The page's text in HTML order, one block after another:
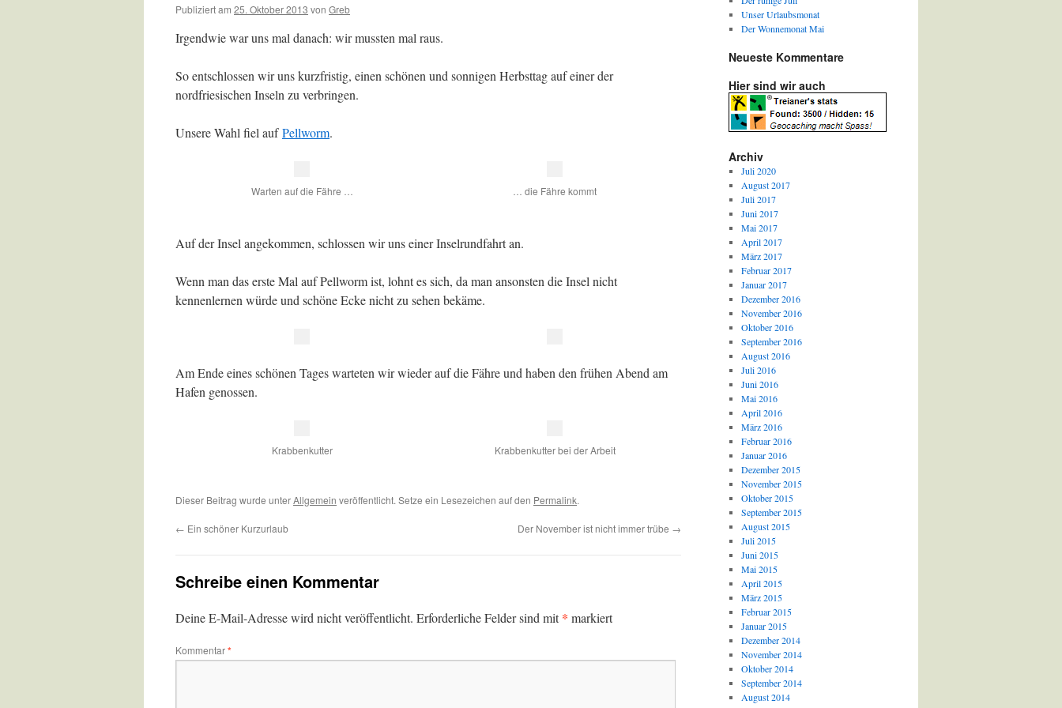
Publiziert am 25. Oktober 2013 von Greb
Irgendwie war uns mal danach: wir mussten mal raus.
So entschlossen wir uns kurzfristig, einen schönen und sonnigen Herbsttag auf einer der
nordfriesischen Inseln zu verbringen.
Unsere Wahl fiel aufPellworm.
Warten auf die Fähre … … die Fähre kommt
Auf der Insel angekommen, schlossen wir uns einer Inselrundfahrt an.
Wenn man das erste Mal auf Pellworm ist, lohnt es sich, da man ansonsten die Insel nicht
kennenlernen würde und schöne Ecke nicht zu sehen bekäme.
Am Ende eines schönen Tages warteten wir wieder auf die Fähre und haben den frühen Abend am
Hafen genossen.
Krabbenkutter Krabbenkutter bei der Arbeit
Dieser Beitrag wurde unterAllgemein veröffentlicht. Setze ein Lesezeichen auf den Permalink.
← Ein schöner Kurzurlaub Der November ist nicht immer trübe →
Schreibe einen Kommentar
Deine E-Mail-Adresse wird nicht veröffentlicht. Erforderliche Felder sind mit* markiert
Kommentar*
Unser Urlaubsmonat
Der Wonnemonat Mai
Neueste Kommentare
Hier sind wir auch
Archiv
Juli 2020
August 2017
Juli 2017
Juni 2017
Mai 2017
April 2017
März 2017
Februar 2017
Januar 2017
Dezember 2016
November 2016
Oktober 2016
September 2016
August 2016
Juli 2016
Juni 2016
Mai 2016
April 2016
März 2016
Februar 2016
Januar 2016
Dezember 2015
November 2015
Oktober 2015
September 2015
August 2015
Juli 2015
Juni 2015
Mai 2015
April 2015
März 2015
Februar 2015
Januar 2015
Dezember 2014
November 2014
Oktober 2014
September 2014
August 2014